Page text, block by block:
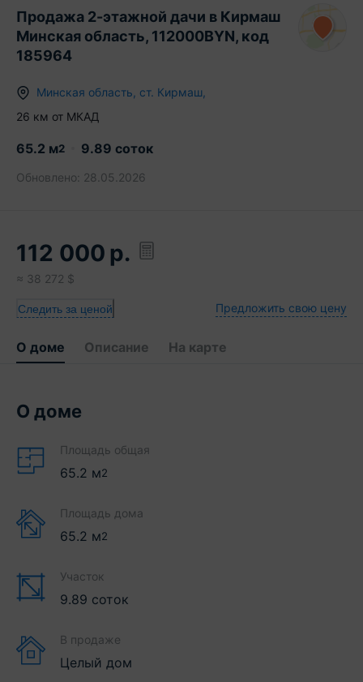
Продажа 2-этажной дачи в Кирмаш
Минская область, 112000BYN, код
185964
Минская область ст. Кирмаш
26 км от МКАД
65.2 м2 9.89 соток
Обновлено: 28.05.2026
112 000 р.
≈ 38 272 $
Следить за ценой Предложить свою цену
О доме Описание На карте
О доме
Площадь общая
65.2 м2
Площадь дома
65.2 м2
Участок
9.89 соток
В продаже
Целый дом